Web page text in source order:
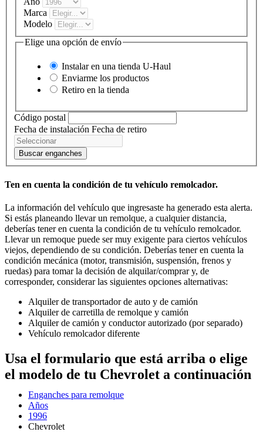
Marca
Modelo
Elige una opción de envío
Instalar en una tienda U-Haul
Enviarme los productos
Retiro en la tienda
Código postal
Fecha de instalación Fecha de retiro
Buscar enganches
Ten en cuenta la condición de tu vehículo remolcador.
La información del vehículo que ingresaste ha generado esta alerta.
Si estás planeando llevar un remolque, a cualquier distancia,
deberías tener en cuenta la condición de tu vehículo remolcador.
Llevar un remoque puede ser muy exigente para ciertos vehículos
viejos, dependiendo de su condición. Deberías tener en cuenta la
condición mecánica (motor, transmisión, suspensión, frenos y
ruedas) para tomar la decisión de alquilar/comprar y, de
corresponder, considerar las siguientes opciones alternativas:
Alquiler de transportador de auto y de camión
Alquiler de carretilla de remolque y camión
Alquiler de camión y conductor autorizado (por separado)
Vehículo remolcador diferente
Usa el formulario que está arriba o elige
el modelo de tu Chevrolet a continuación
Enganches para remolque
Años
1996
Chevrolet